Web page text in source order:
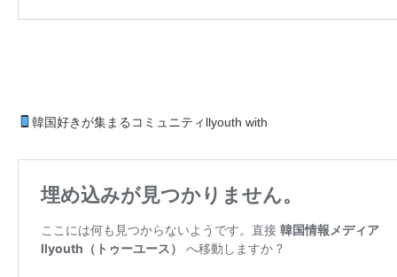
韓国好きが集まるコミュニティllyouth with